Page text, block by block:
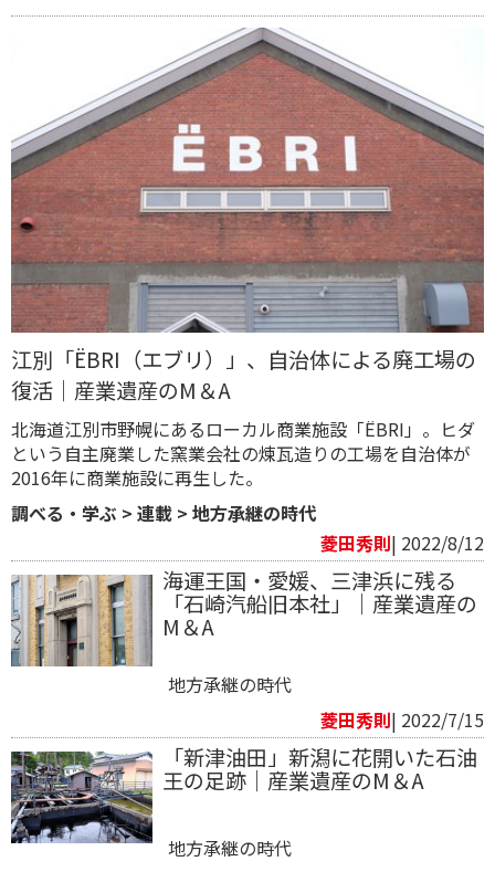
江別「ËBRI（エブリ）」、自治体による廃工場の
復活｜産業遺産のM＆A
北海道江別市野幌にあるローカル商業施設「ËBRI」。ヒダ
という自主廃業した窯業会社の煉瓦造りの工場を自治体が
2016年に商業施設に再生した。
調べる・学ぶ > 連載 > 地方承継の時代
菱田秀則| 2022/8/12
海運王国・愛媛、三津浜に残る
「石崎汽船旧本社」｜産業遺産の
M＆A
地方承継の時代
菱田秀則| 2022/7/15
「新津油田」新潟に花開いた石油
王の足跡｜産業遺産のM＆A
地方承継の時代